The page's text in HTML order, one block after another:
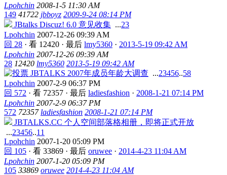
Lpohchin 2008-1-5 11:30 AM
149 41722 jbboyz 2009-9-24 08:14 PM
JBtalks Discuz! 6.0 意见收集 ...23
Lpohchin 2007-12-26 09:39 AM
回 28 · 看 12420 · 最后 lmy5360 · 2013-5-19 09:42 AM
Lpohchin 2007-12-26 09:39 AM
28 12420 lmy5360 2013-5-19 09:42 AM
JBTALKS 2007年成员年龄大调查 ...23456..58
Lpohchin 2007-2-9 06:37 PM
回 572 · 看 72357 · 最后 ladiesfashion · 2008-1-21 07:14 PM
Lpohchin 2007-2-9 06:37 PM
572 72357 ladiesfashion 2008-1-21 07:14 PM
JBTALKS.CC 个人空间部落格相册，即将正式开放
...23456..11
Lpohchin 2007-1-20 05:09 PM
回 105 · 看 33869 · 最后 oruwee · 2014-4-23 11:04 AM
Lpohchin 2007-1-20 05:09 PM
105 33869 oruwee 2014-4-23 11:04 AM